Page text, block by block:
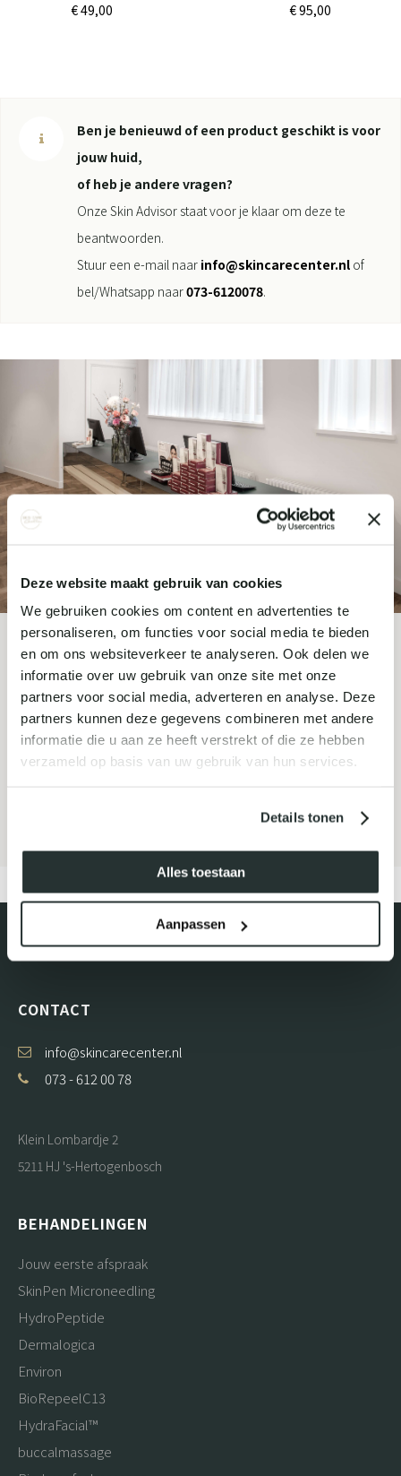
Deze website maakt gebruik van cookies
We gebruiken cookies om content en advertenties te
personaliseren, om functies voor social media te bieden
en om ons websiteverkeer te analyseren. Ook delen we
informatie over uw gebruik van onze site met onze
partners voor social media, adverteren en analyse. Deze
partners kunnen deze gegevens combineren met andere
informatie die u aan ze heeft verstrekt of die ze hebben
verzameld op basis van uw gebruik van hun services.
Details tonen
Alles toestaan
Aanpassen
€ 49,00
€ 95,00
Ben je benieuwd of een product geschikt is voor
jouw huid,
of heb je andere vragen?
Onze Skin Advisor staat voor je klaar om deze te
beantwoorden.
Stuur een e-mail naar info@skincarecenter.nl of
bel/Whatsapp naar073-6120078.
MELD JE AAN VOOR ONZE
NIEUWSBRIEF
CONTACT
info@skincarecenter.nl
073 - 612 00 78
Klein Lombardje 2
5211 HJ 's-Hertogenbosch
BEHANDELINGEN
Jouw eerste afspraak
SkinPen Microneedling
HydroPeptide
Dermalogica
Environ
BioRepeelC13
HydraFacial™
buccalmassage